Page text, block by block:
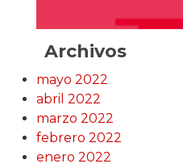
Archivos
mayo 2022
abril 2022
marzo 2022
febrero 2022
enero 2022